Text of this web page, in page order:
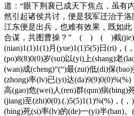
道：“眼下荆襄已成天下焦点，虽有
然引起诸侯共讨，便是我军迁治于洛
江东便是出兵，也难有效果，既如
合谋，共图曹操？” ( ) ( )截(jie)至
(nian)1(1)1(1)月(yue)1(1)5(5)日(ri)，(
(po)8(8)0(0)岁(sui)以(yi)上(shang)老
(wan)成(cheng)“(“)最(zui)低(di)保
(zhong)率(lv)已(yi)达
高(gao)危(wei)人(ren)群(qun)病(bing)
(jiang)至(zhi)0(0).(.)5(5)1(1)%(%)，(
(bing)死(si)率(lv)的(de)一(yi)半(ban)